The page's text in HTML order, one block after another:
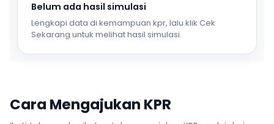
Belum ada hasil simulasi
Lengkapi data di kemampuan kpr, lalu klik Cek
Sekarang untuk melihat hasil simulasi.
Cara Mengajukan KPR